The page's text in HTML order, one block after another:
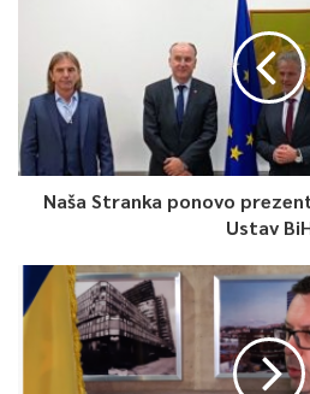
Naša Stranka ponovo
Ustav